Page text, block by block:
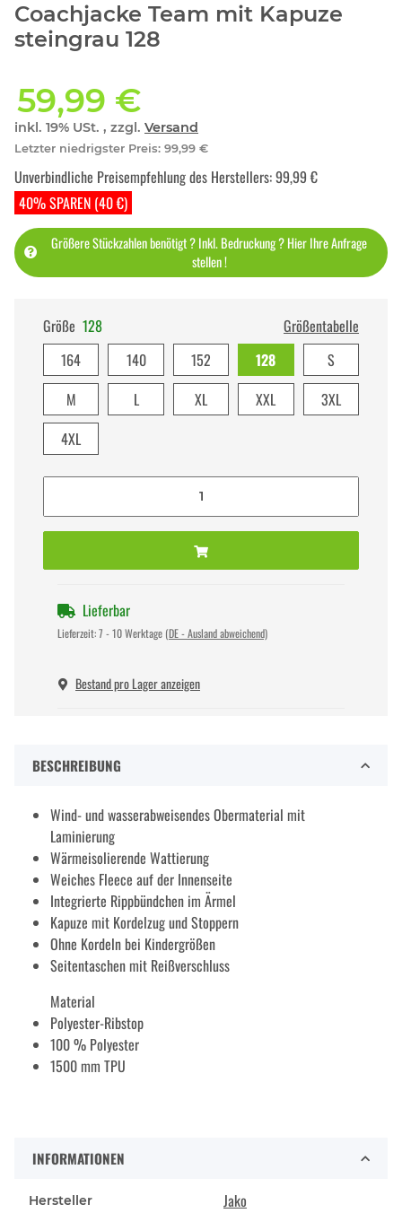
Coachjacke Team mit Kapuze
steingrau 128
59,99 €
inkl. 19% USt. , zzgl. Versand
Letzter niedrigster Preis: 99,99 €
40% SPAREN (40 €)
Unverbindliche Preisempfehlung des Herstellers:99,99 €
Größere Stückzahlen benötigt ? Inkl. Bedruckung ? Hier Ihre Anfrage
stellen !
Größe 128
Größentabelle
164
140 152 128
S
M
L XL XXL
3XL
4XL
Lieferbar
Lieferzeit:7 - 10 Werktage (DE - Ausland abweichend)
Bestand pro Lager anzeigen
BESCHREIBUNG
Wind- und wasserabweisendes Obermaterial mit
Laminierung
Wärmeisolierende Wattierung
Weiches Fleece auf der Innenseite
Integrierte Rippbündchen im Ärmel
Kapuze mit Kordelzug und Stoppern
Ohne Kordeln bei Kindergrößen
Seitentaschen mit Reißverschluss
Material
Polyester-Ribstop
100 % Polyester
1500 mm TPU
INFORMATIONEN
Hersteller Jako